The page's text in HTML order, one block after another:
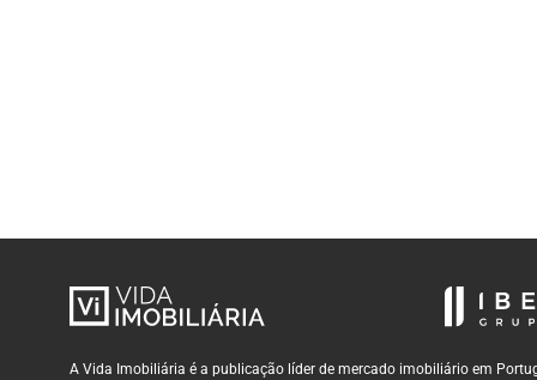
A Vida Imobiliária é a publicação líder de mercado imobiliário em